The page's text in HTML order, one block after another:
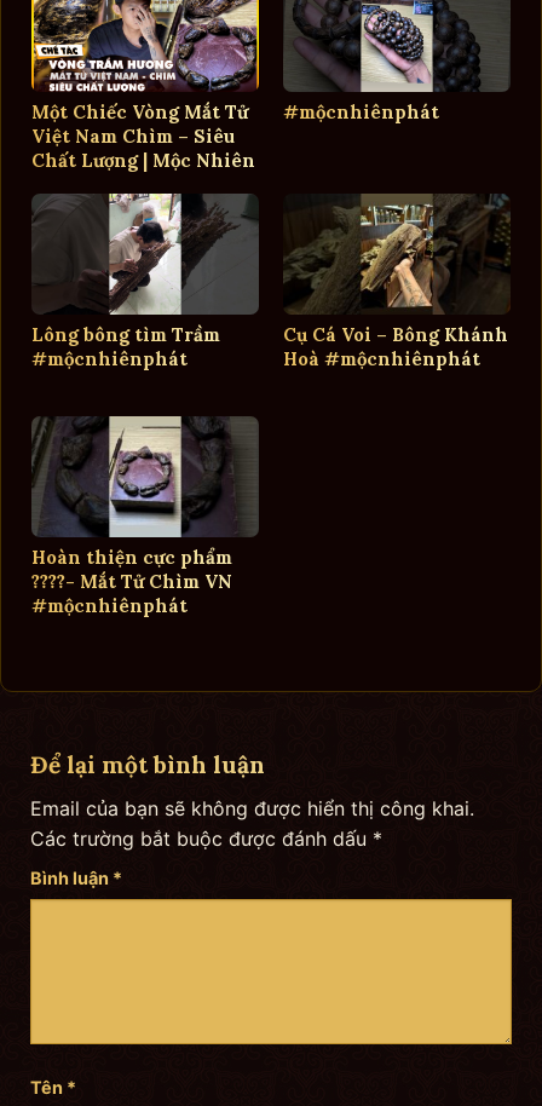
Một Chiếc Vòng Mắt Tử
Việt Nam Chìm – Siêu
Chất Lượng | Mộc Nhiên
#mộcnhiênphát
Lông bông tìm Trầm
#mộcnhiênphát
Cụ Cá Voi – Bông Khánh
Hoà #mộcnhiênphát
Hoàn thiện cực phẩm
????- Mắt Tử Chìm VN
#mộcnhiênphát
Để lại một bình luận
Email của bạn sẽ không được hiển thị công khai.
Các trường bắt buộc được đánh dấu *
Bình luận *
Tên *